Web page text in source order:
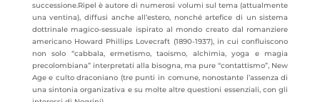
successione.Ripel è autore di numerosi volumi sul tema (attualmente
una ventina), diffusi anche all’estero, nonché artefice di un sistema
dottrinale magico-sessuale ispirato al mondo creato dal romanziere
americano Howard Phillips Lovecraft (1890-1937), in cui confluiscono
non solo “cabbala, ermetismo, taoismo, alchimia, yoga e magia
precolombiana” interpretati alla bisogna, ma pure “contattismo”, New
Age e culto draconiano (tre punti in comune, nonostante l’assenza di
una sintonia organizativa e su molte altre questioni essenziali, con gli